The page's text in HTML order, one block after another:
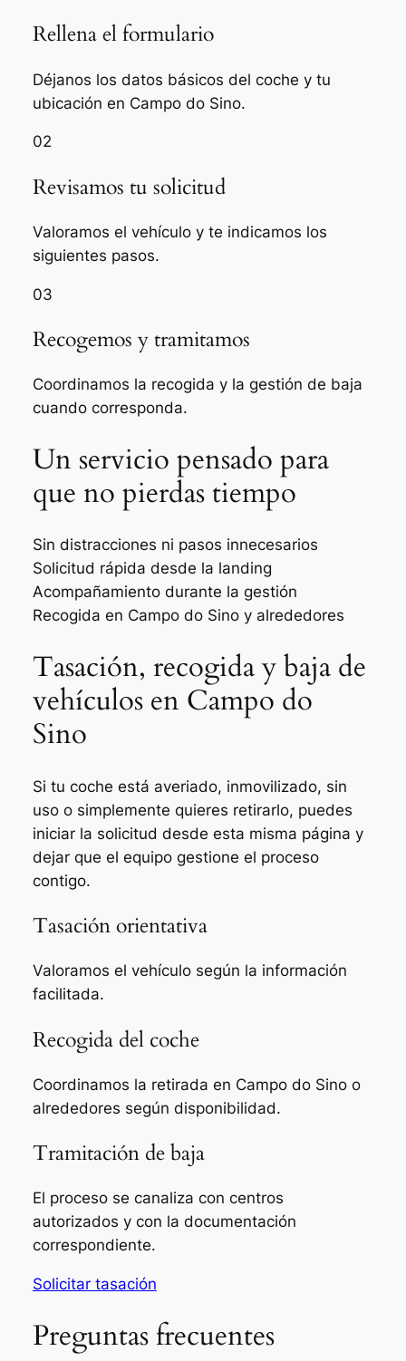
Rellena el formulario
Déjanos los datos básicos del coche y tu
ubicación en Campo do Sino.
02
Revisamos tu solicitud
Valoramos el vehículo y te indicamos los
siguientes pasos.
03
Recogemos y tramitamos
Coordinamos la recogida y la gestión de baja
cuando corresponda.
Un servicio pensado para
que no pierdas tiempo
Sin distracciones ni pasos innecesarios
Solicitud rápida desde la landing
Acompañamiento durante la gestión
Recogida en Campo do Sino y alrededores
Tasación, recogida y baja de
vehículos en Campo do
Sino
Si tu coche está averiado, inmovilizado, sin
uso o simplemente quieres retirarlo, puedes
iniciar la solicitud desde esta misma página y
dejar que el equipo gestione el proceso
contigo.
Tasación orientativa
Valoramos el vehículo según la información
facilitada.
Recogida del coche
Coordinamos la retirada en Campo do Sino o
alrededores según disponibilidad.
Tramitación de baja
El proceso se canaliza con centros
autorizados y con la documentación
correspondiente.
Solicitar tasación
Preguntas frecuentes